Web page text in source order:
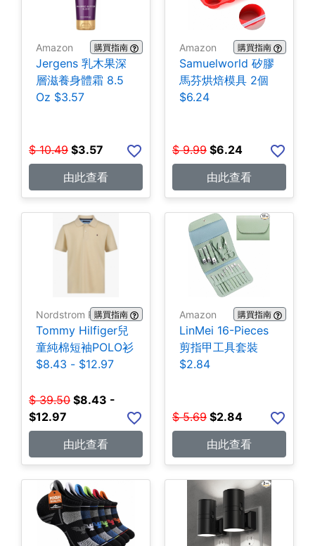
Amazon 購買指南
Jergens 乳木果深
層滋養身體霜 8.5
Oz $3.57
$ 10.49 $3.57
由此查看
Amazon 購買指南
Samuelworld 矽膠
馬芬烘焙模具 2個
$6.24
$ 9.99 $6.24
由此查看
Nordstrom Rack購買指南
Tommy Hilfiger兒
童純棉短袖POLO衫
$8.43 - $12.97
$ 39.50 $8.43 -
$12.97
由此查看
Amazon 購買指南
LinMei 16-Pieces
剪指甲工具套裝
$2.84
$ 5.69 $2.84
由此查看